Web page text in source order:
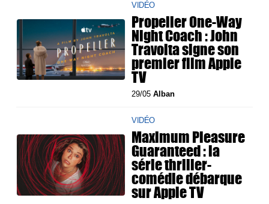
VIDÉO
Propeller One-Way
Night Coach : John
Travolta signe son
premier film Apple
TV
29/05Alban
VIDÉO
Maximum Pleasure
Guaranteed : la
série thriller-
comédie débarque
sur Apple TV